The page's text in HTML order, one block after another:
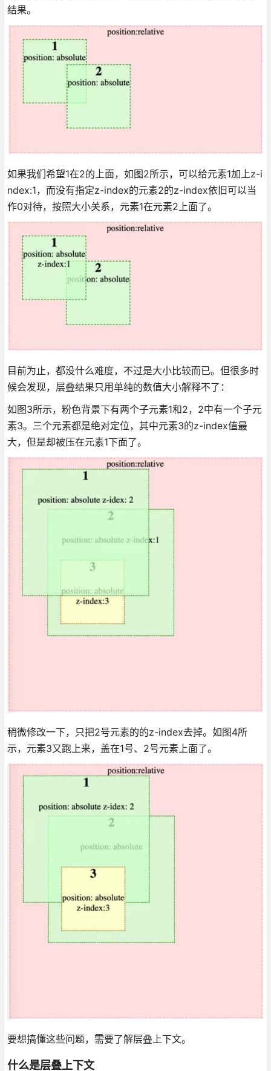
结果。
如果我们希望1在2的上面，如图2所示，可以给元素1加上z-i
ndex:1，而没有指定z-index的元素2的z-index依旧可以当
作0对待，按照大小关系，元素1在元素2上面了。
目前为止，都没什么难度，不过是大小比较而已。但很多时
候会发现，层叠结果只用单纯的数值大小解释不了：
如图3所示，粉色背景下有两个子元素1和2，2中有一个子元
素3。三个元素都是绝对定位，其中元素3的z-index值最
大，但是却被压在元素1下面了。
稍微修改一下，只把2号元素的的z-index去掉。如图4所
示，元素3又跑上来，盖在1号、2号元素上面了。
要想搞懂这些问题，需要了解层叠上下文。
什么是层叠上下文